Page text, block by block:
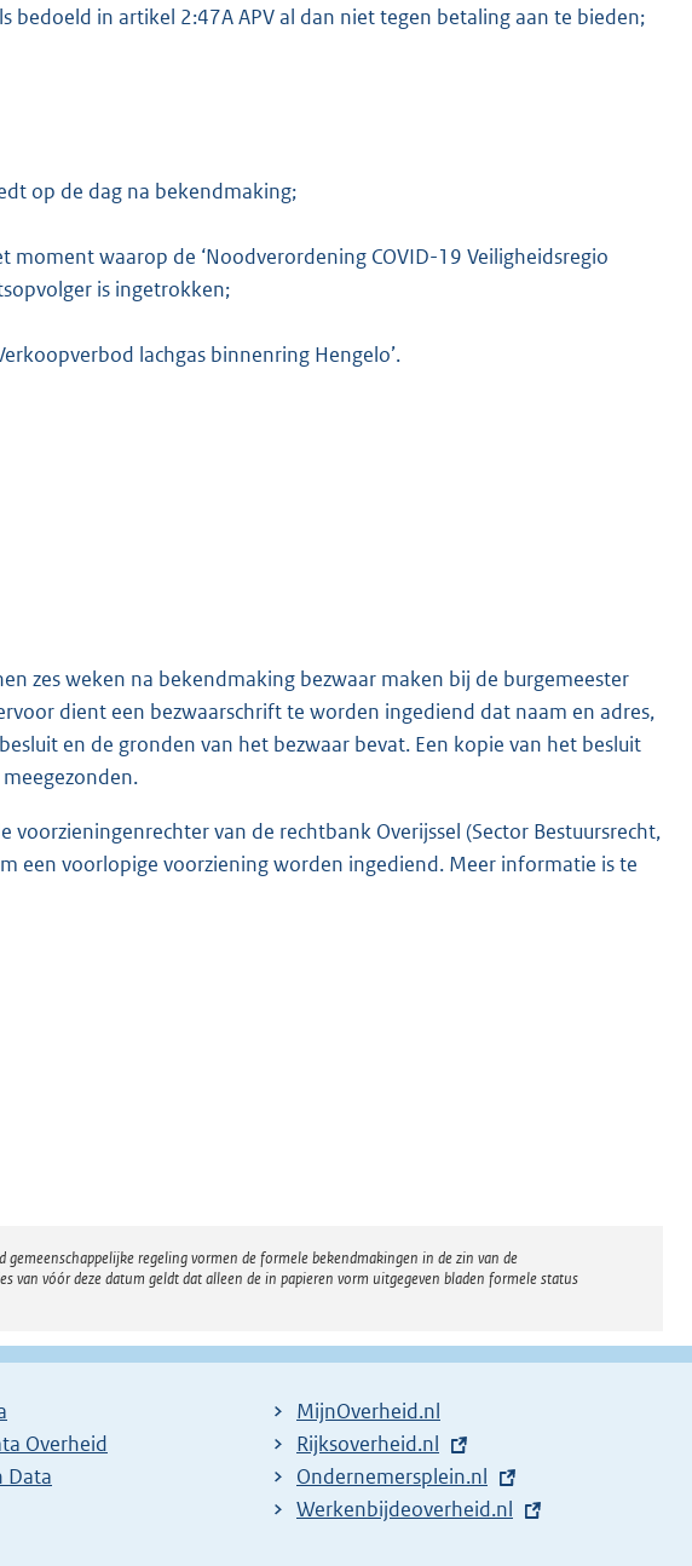
bedoeld in artikel 2:47A APV al dan niet tegen betaling aan te bieden;
op de dag na bekendmaking;
moment waarop de ‘Noodverordening COVID-19 Veiligheidsregio
is ingetrokken;
lachgas binnenring Hengelo’.
zes weken na bekendmaking bezwaar maken bij de burgemeester
dient een bezwaarschrift te worden ingediend dat naam en adres,
en de gronden van het bezwaar bevat. Een kopie van het besluit
van de rechtbank Overijssel (Sector Bestuursrecht,
een voorlopige voorziening worden ingediend. Meer informatie is te
regeling vormen de formele bekendmakingen in de zin van de
vóór deze datum geldt dat alleen de in papieren vorm uitgegeven bladen formele status
Overheid
Data
MijnOverheid.nl
E
x
t
Rijksoverheid.nl
E
x
Ondernemersplein.nl
E
Werkenbijdeoverheid.nl